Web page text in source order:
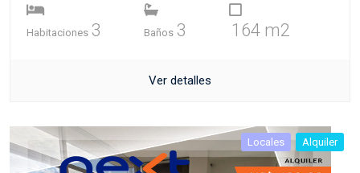
Habitaciones 3 Baños 3 164 m2
Ver detalles
Locales Alquiler